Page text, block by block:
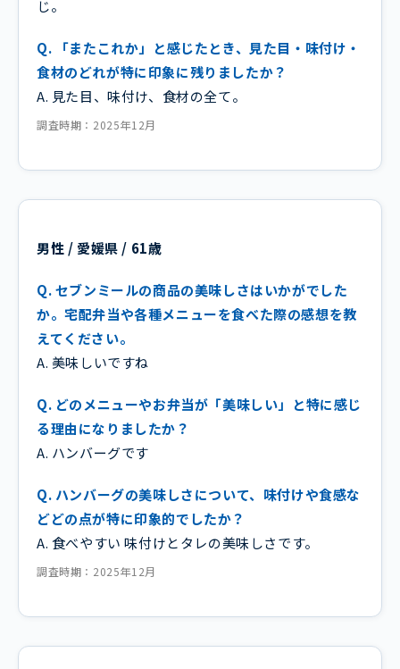
じ。
Q. 「またこれか」と感じたとき、見た目・味付け・
食材のどれが特に印象に残りましたか？
A. 見た目、味付け、食材の全て。
調査時期：2025年12月
男性 / 愛媛県 / 61歳
Q. セブンミールの商品の美味しさはいかがでした
か。宅配弁当や各種メニューを食べた際の感想を教
えてください。
A. 美味しいですね
Q. どのメニューやお弁当が「美味しい」と特に感じ
る理由になりましたか？
A. ハンバーグです
Q. ハンバーグの美味しさについて、味付けや食感な
どどの点が特に印象的でしたか？
A. 食べやすい 味付けとタレの美味しさです。
調査時期：2025年12月